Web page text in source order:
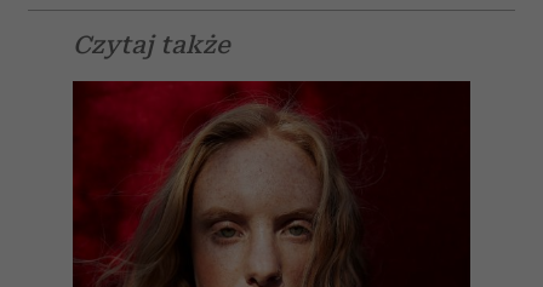
Czytaj także